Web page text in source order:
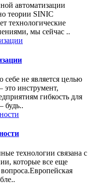
автоматизации
теории SINIC
технологические
мы сейчас ..
не является целью
инструмент,
гибкость для
будь..
технологии связана с
которые все еще